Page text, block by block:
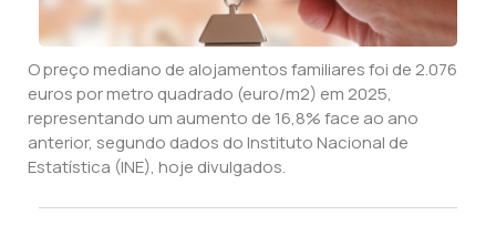
O preço mediano de alojamentos familiares foi de 2.076
euros por metro quadrado (euro/m2) em 2025,
representando um aumento de 16,8% face ao ano
anterior, segundo dados do Instituto Nacional de
Estatística (INE), hoje divulgados.